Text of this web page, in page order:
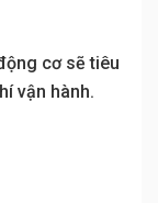
cơ sẽ tiêu
vận hành.